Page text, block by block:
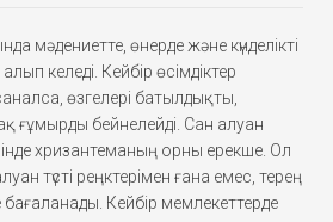
мәдениетте, өнерде және күнделікті
келеді. Кейбір өсімдіктер
өзгелері батылдықты,
ғұмырды бейнелейді. Сан алуан
хризантеманың орны ерекше. Ол
түсті реңктерімен ғана емес, терең
Кейбір мемлекеттерде